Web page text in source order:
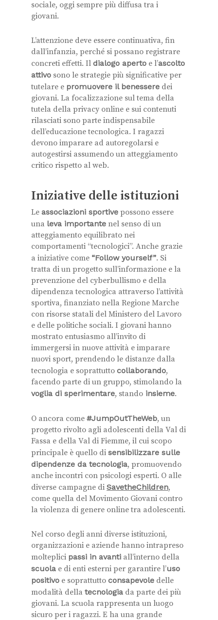
sociale, oggi sempre più diffusa tra i
giovani.
L’attenzione deve essere continuativa, fin
dall’infanzia, perché si possano registrare
concreti effetti. Il dialogo aperto e l’ascolto
attivo sono le strategie più significative per
tutelare e promuovere il benessere dei
giovani. La focalizzazione sul tema della
tutela della privacy online e sui contenuti
rilasciati sono parte indispensabile
dell’educazione tecnologica. I ragazzi
devono imparare ad autoregolarsi e
autogestirsi assumendo un atteggiamento
critico rispetto al web.
Iniziative delle istituzioni
Le associazioni sportive possono essere
una leva importante nel senso di un
atteggiamento equilibrato nei
comportamenti “tecnologici”. Anche grazie
a iniziative come “Follow yourself”. Si
tratta di un progetto sull’informazione e la
prevenzione del cyberbullismo e della
dipendenza tecnologica attraverso l’attività
sportiva, finanziato nella Regione Marche
con risorse statali del Ministero del Lavoro
e delle politiche sociali. I giovani hanno
mostrato entusiasmo all’invito di
immergersi in nuove attività e imparare
nuovi sport, prendendo le distanze dalla
tecnologia e soprattutto collaborando,
facendo parte di un gruppo, stimolando la
voglia di sperimentare, stando insieme.
O ancora come #JumpOutTheWeb, un
progetto rivolto agli adolescenti della Val di
Fassa e della Val di Fiemme, il cui scopo
principale è quello di sensibilizzare sulle
dipendenze da tecnologia, promuovendo
anche incontri con psicologi esperti. O alle
diverse campagne di SavetheChildren,
come quella del Movimento Giovani contro
la violenza di genere online tra adolescenti.
Nel corso degli anni diverse istituzioni,
organizzazioni e aziende hanno intrapreso
molteplici passi in avanti all’interno della
scuola e di enti esterni per garantire l’uso
positivo e soprattutto consapevole delle
modalità della tecnologia da parte dei più
giovani. La scuola rappresenta un luogo
sicuro per i ragazzi. E ha una grande